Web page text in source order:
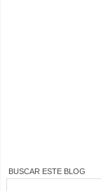
BUSCAR ESTE BLOG